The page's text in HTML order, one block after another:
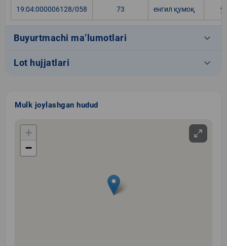
19:04:000006128/058 73 енгил қумоқ
Buyurtmachi ma’lumotlari keyboard_arrow_down
Lot hujjatlari keyboard_arrow_down
Mulk joylashgan hudud
+
−